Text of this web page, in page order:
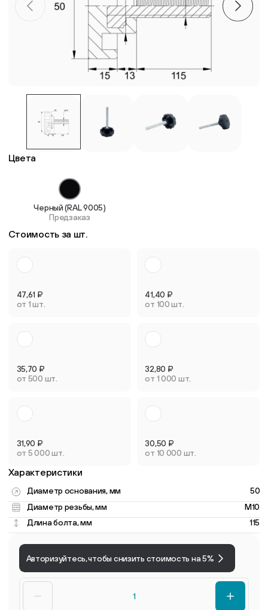
Цвета
Черный (RAL 9005)
Предзаказ
Стоимость за шт.
47,61 ₽
от 1 шт.
41,40 ₽
от 100 шт.
35,70 ₽
от 500 шт.
32,80 ₽
от 1 000 шт.
31,90 ₽
от 5 000 шт.
30,50 ₽
от 10 000 шт.
Характеристики
Диаметр основания, мм
50
Диаметр резьбы, мм
M10
Длина болта, мм
115
Авторизуйтесь, чтобы снизить стоимость на 5%
Пластиковые столешницы для школьных парт
Комплектующие для мебели
Стулья
Система выравнивания плитки